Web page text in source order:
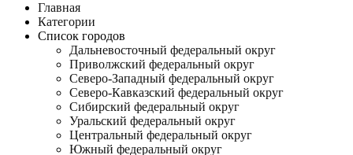
Главная
Категории
Список городов
Дальневосточный федеральный округ
Приволжский федеральный округ
Северо-Западный федеральный округ
Северо-Кавказский федеральный округ
Сибирский федеральный округ
Уральский федеральный округ
Центральный федеральный округ
Южный федеральный округ